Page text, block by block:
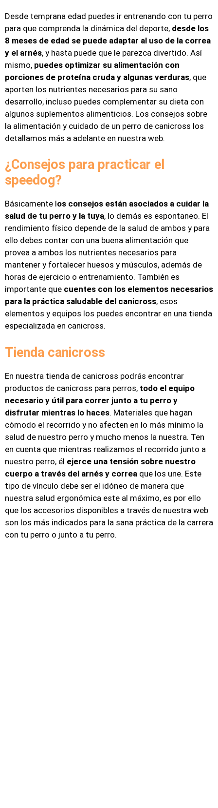
Desde temprana edad puedes ir entrenando con tu perro
para que comprenda la dinámica del deporte, desde los
8 meses de edad se puede adaptar al uso de la correa
y el arnés, y hasta puede que le parezca divertido. Así
mismo, puedes optimizar su alimentación con
porciones de proteína cruda y algunas verduras, que
aporten los nutrientes necesarios para su sano
desarrollo, incluso puedes complementar su dieta con
algunos suplementos alimenticios. Los consejos sobre
la alimentación y cuidado de un perro de canicross los
detallamos más a adelante en nuestra web.
¿Consejos para practicar el
speedog?
Básicamente los consejos están asociados a cuidar la
salud de tu perro y la tuya, lo demás es espontaneo. El
rendimiento físico depende de la salud de ambos y para
ello debes contar con una buena alimentación que
provea a ambos los nutrientes necesarios para
mantener y fortalecer huesos y músculos, además de
horas de ejercicio o entrenamiento. También es
importante que cuentes con los elementos necesarios
para la práctica saludable del canicross, esos
elementos y equipos los puedes encontrar en una tienda
especializada en canicross.
Tienda canicross
En nuestra tienda de canicross podrás encontrar
productos de canicross para perros, todo el equipo
necesario y útil para correr junto a tu perro y
disfrutar mientras lo haces. Materiales que hagan
cómodo el recorrido y no afecten en lo más mínimo la
salud de nuestro perro y mucho menos la nuestra. Ten
en cuenta que mientras realizamos el recorrido junto a
nuestro perro, él ejerce una tensión sobre nuestro
cuerpo a través del arnés y correa que los une. Este
tipo de vínculo debe ser el idóneo de manera que
nuestra salud ergonómica este al máximo, es por ello
que los accesorios disponibles a través de nuestra web
son los más indicados para la sana práctica de la carrera
con tu perro o junto a tu perro.